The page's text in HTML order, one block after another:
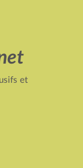
et